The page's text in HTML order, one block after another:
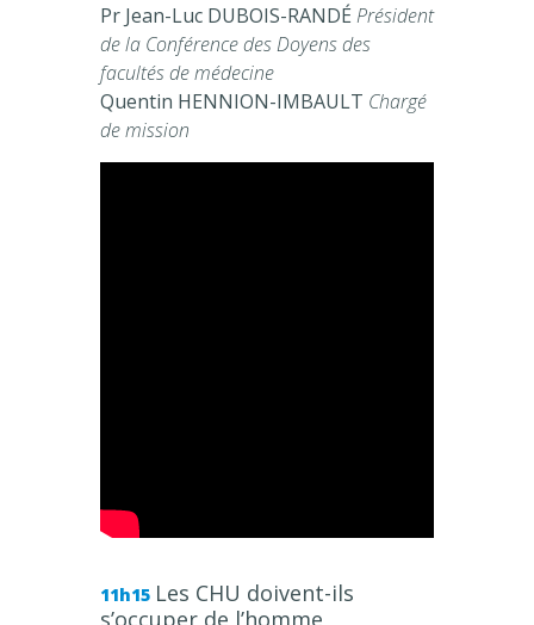
Pr Jean-Luc DUBOIS-RANDÉ Président
de la Conférence des Doyens des
facultés de médecine
Quentin HENNION-IMBAULT Chargé
de mission
11h15 Les CHU doivent-ils
s’occuper de l’homme